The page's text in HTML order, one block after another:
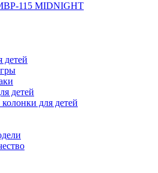
115 MIDNIGHT
детей
детей
для детей